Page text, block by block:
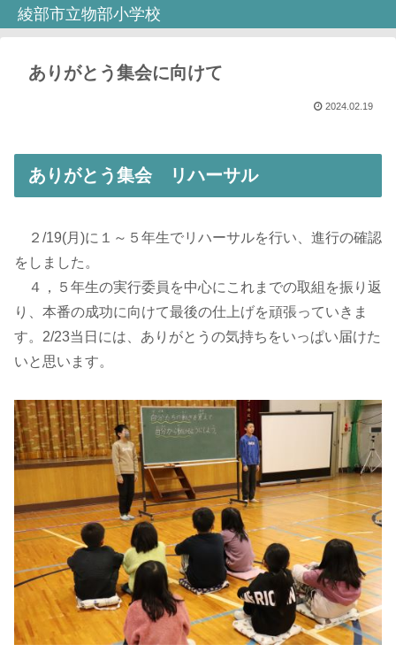
綾部市立物部小学校
ありがとう集会に向けて
2024.02.19
ありがとう集会 リハーサル
２/19(月)に１～５年生でリハーサルを行い、進行の確認
をしました。
４，５年生の実行委員を中心にこれまでの取組を振り返
り、本番の成功に向けて最後の仕上げを頑張っていきま
す。2/23当日には、ありがとうの気持ちをいっぱい届けた
いと思います。